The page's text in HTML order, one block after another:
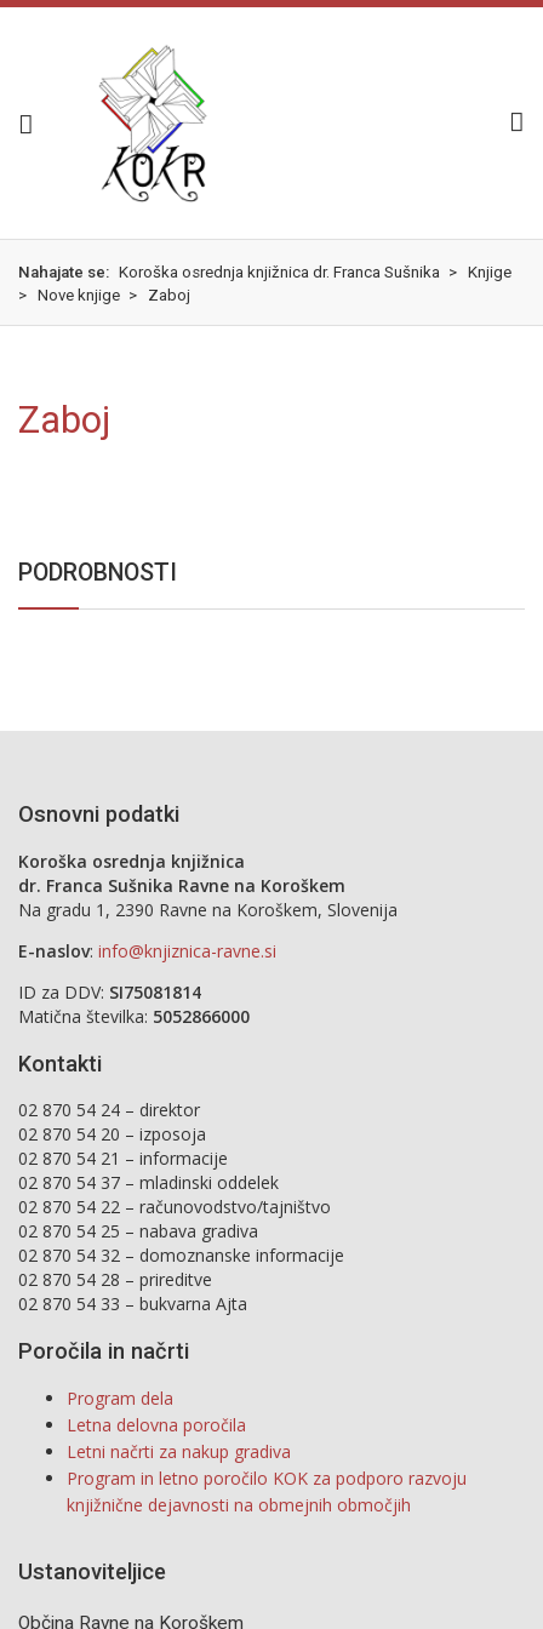
Skok
izjava
Nahajate se: Koroška osrednja knjižnica dr. Franca Sušnika > Knjige
> Nove knjige > Zaboj
Zaboj
PODROBNOSTI
Osnovni podatki
Koroška osrednja knjižnica
dr. Franca Sušnika Ravne na Koroškem
Na gradu 1, 2390 Ravne na Koroškem, Slovenija
E-naslov: info@knjiznica-ravne.si
ID za DDV: SI75081814
Matična številka: 5052866000
Kontakti
02 870 54 24 – direktor
02 870 54 20 – izposoja
02 870 54 21 – informacije
02 870 54 37 – mladinski oddelek
02 870 54 22 – računovodstvo/tajništvo
02 870 54 25 – nabava gradiva
02 870 54 32 – domoznanske informacije
02 870 54 28 – prireditve
02 870 54 33 – bukvarna Ajta
Poročila in načrti
Program dela
Letna delovna poročila
Letni načrti za nakup gradiva
Program in letno poročilo KOK za podporo razvoju
knjižnične dejavnosti na obmejnih območjih
Ustanoviteljice
Občina Ravne na Koroškem